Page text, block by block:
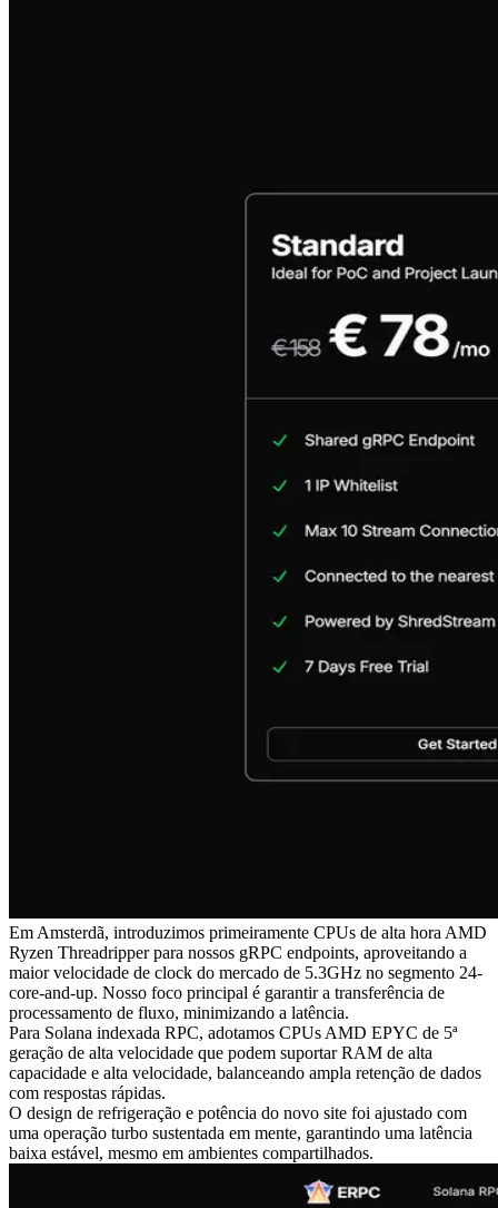
Em Amsterdã, introduzimos primeiramente CPUs de alta hora AMD
Ryzen Threadripper para nossos gRPC endpoints, aproveitando a
maior velocidade de clock do mercado de 5.3GHz no segmento 24-
core-and-up. Nosso foco principal é garantir a transferência de
processamento de fluxo, minimizando a latência.
Para Solana indexada RPC, adotamos CPUs AMD EPYC de 5ª
geração de alta velocidade que podem suportar RAM de alta
capacidade e alta velocidade, balanceando ampla retenção de dados
com respostas rápidas.
O design de refrigeração e potência do novo site foi ajustado com
uma operação turbo sustentada em mente, garantindo uma latência
baixa estável, mesmo em ambientes compartilhados.